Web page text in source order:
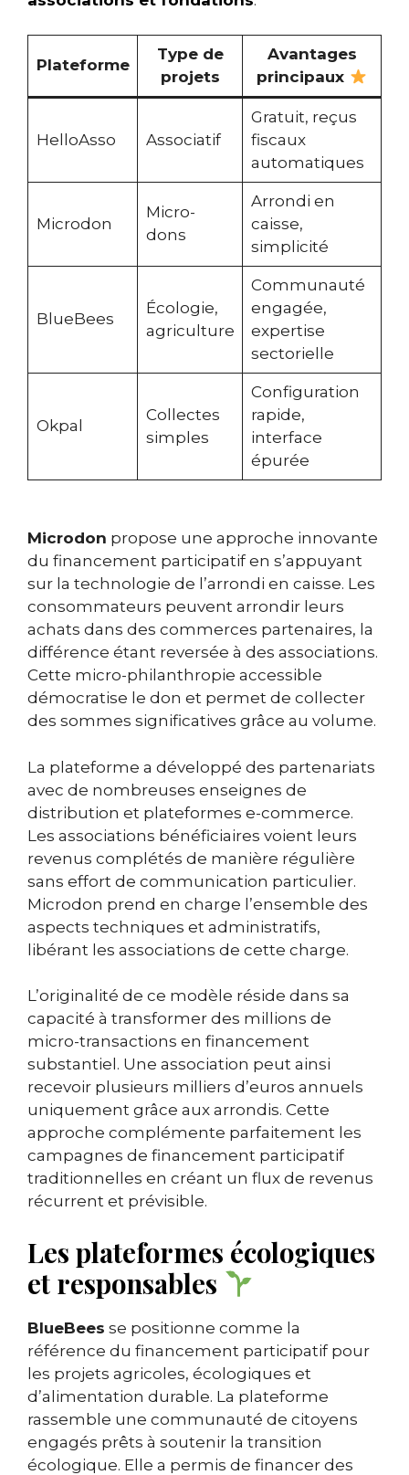
Plateforme
Type de
projets
Avantages
principaux
HelloAsso Associatif
Gratuit, reçus
fiscaux
automatiques
Microdon
Micro-
dons
Arrondi en
caisse,
simplicité
BlueBees
Écologie,
agriculture
Communauté
engagée,
expertise
sectorielle
Okpal
Collectes
simples
Configuration
rapide,
interface
épurée
Microdon propose une approche innovante
du financement participatif en s’appuyant
sur la technologie de l’arrondi en caisse. Les
consommateurs peuvent arrondir leurs
achats dans des commerces partenaires, la
différence étant reversée à des associations.
Cette micro-philanthropie accessible
démocratise le don et permet de collecter
des sommes significatives grâce au volume.
La plateforme a développé des partenariats
avec de nombreuses enseignes de
distribution et plateformes e-commerce.
Les associations bénéficiaires voient leurs
revenus complétés de manière régulière
sans effort de communication particulier.
Microdon prend en charge l’ensemble des
aspects techniques et administratifs,
libérant les associations de cette charge.
L’originalité de ce modèle réside dans sa
capacité à transformer des millions de
micro-transactions en financement
substantiel. Une association peut ainsi
recevoir plusieurs milliers d’euros annuels
uniquement grâce aux arrondis. Cette
approche complémente parfaitement les
campagnes de financement participatif
traditionnelles en créant un flux de revenus
récurrent et prévisible.
Les plateformes écologiques
et responsables
BlueBees se positionne comme la
référence du financement participatif pour
les projets agricoles, écologiques et
d’alimentation durable. La plateforme
rassemble une communauté de citoyens
engagés prêts à soutenir la transition
écologique. Elle a permis de financer des